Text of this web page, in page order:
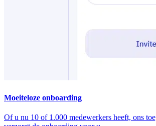
Moeiteloze onboarding
Of u nu 10 of 1.000 medewerkers heeft, ons